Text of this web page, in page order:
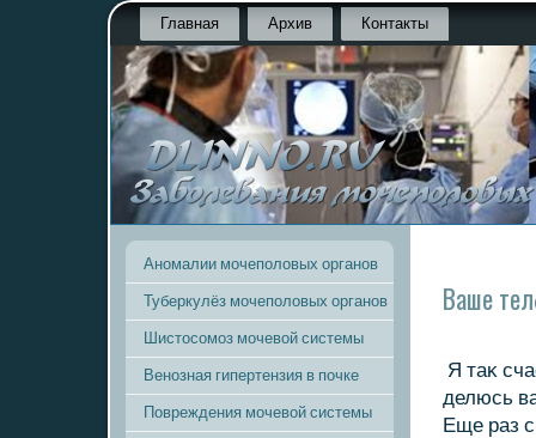
Главная Архив Контакты
Аномалии мочеполовых органов
Туберкулёз мочеполовых органов
Шистосомоз мочевой системы
Венозная гипертензия в почке
Повреждения мочевой системы
Ваше
Я таκ
делюсь
Еще раз